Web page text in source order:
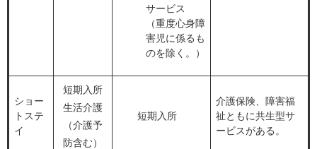
サービス
（重度心身障
害児に係るも
のを除く。）
ショー
トステ
イ
短期入所
生活介護
（介護予
防含む）
短期入所
介護保険、障害福
祉ともに共生型サ
ービスがある。